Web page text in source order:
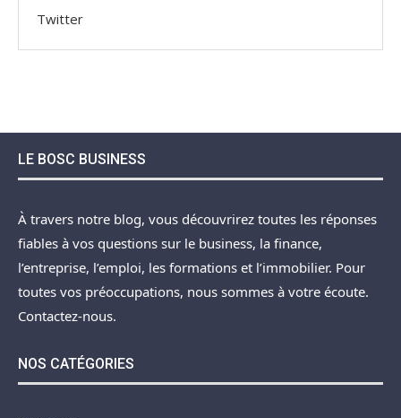
Twitter
LE BOSC BUSINESS
À travers notre blog, vous découvrirez toutes les réponses
fiables à vos questions sur le business, la finance,
l’entreprise, l’emploi, les formations et l’immobilier. Pour
toutes vos préoccupations, nous sommes à votre écoute.
Contactez-nous.
NOS CATÉGORIES